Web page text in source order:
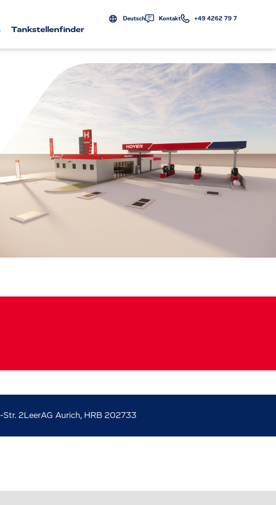
Deutsch Kontakt +49 4262 79 7
Tankstellenfinder
Str. 2 LeerAG Aurich, HRB 202733